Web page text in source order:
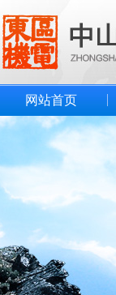
网站首页